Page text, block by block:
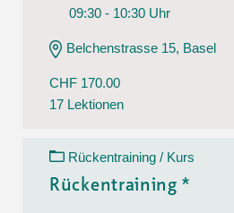
09:30 - 10:30 Uhr
Belchenstrasse 15, Basel
CHF 170.00
17 Lektionen
Rückentraining / Kurs
Rückentraining *